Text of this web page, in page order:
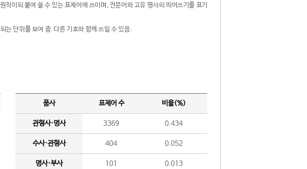
이되 붙여 쓸 수 있는 표제어에 쓰이며, 전문어와 고유 명사의 띄어쓰기를 표기
단위를 보여 줌. 다른 기호와 함께 쓰일 수 있음.
품사 표제어 수 비율(%)
관형사·명사 3369 0.434
수사·관형사 404 0.052
명사·부사 101 0.013